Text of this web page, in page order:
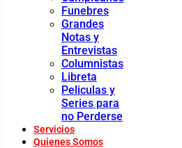
Funebres
Grandes
Notas y
Entrevistas
Columnistas
Libreta
Peliculas y
Series para
no Perderse
Servicios
Quienes Somos